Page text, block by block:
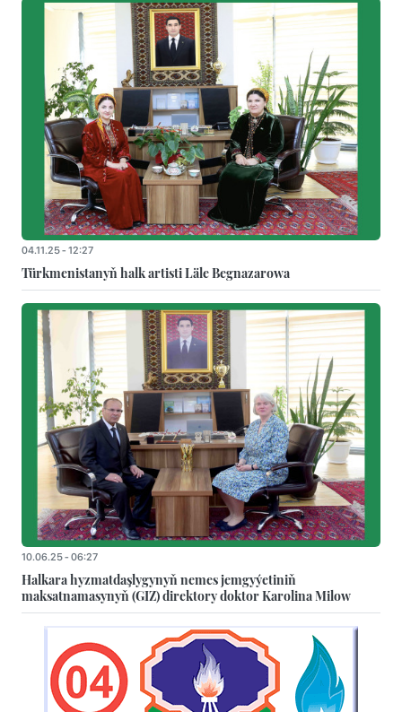
04.11.25 - 12:27
Türkmenistanyň halk artisti Läle Begnazarowa
10.06.25 - 06:27
Halkara hyzmatdaşlygynyň nemes jemgyýetiniň
maksatnamasynyň (GIZ) direktory doktor Karolina Milow